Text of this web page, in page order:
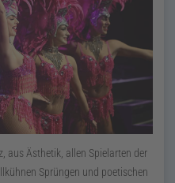
aus Ästhetik, allen Spielarten der
Sprüngen und poetischen